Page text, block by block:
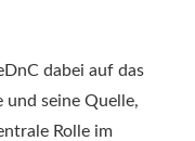
dabei auf das
und seine Quelle,
Rolle im